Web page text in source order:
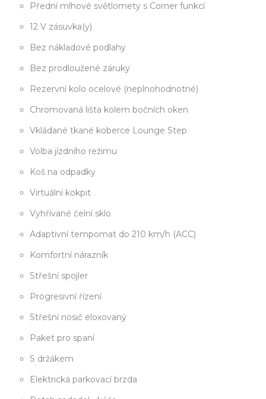
Přední mlhové světlomety s Corner funkcí
12 V zásuvka(y)
Bez nákladové podlahy
Bez prodloužené záruky
Rezervní kolo ocelové (neplnohodnotné)
Chromovaná lišta kolem bočních oken
Vkládané tkané koberce Lounge Step
Volba jízdního režimu
Koš na odpadky
Virtuální kokpit
Vyhřívané čelní sklo
Adaptivní tempomat do 210 km/h (ACC)
Komfortní nárazník
Střešní spojler
Progresivní řízení
Střešní nosič eloxovaný
Paket pro spaní
S držákem
Elektrická parkovací brzda